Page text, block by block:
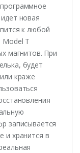
новая
к любой
Model T
магнитов. При
будет
краже
записывается
и хранится в